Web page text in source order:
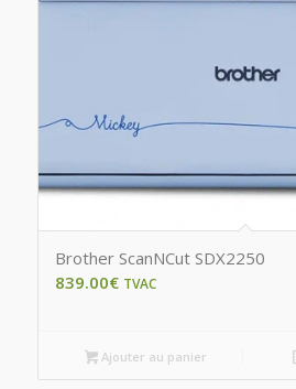
Brother ScanNCut SDX2250
839.00€ TVAC
Ajouter au panier